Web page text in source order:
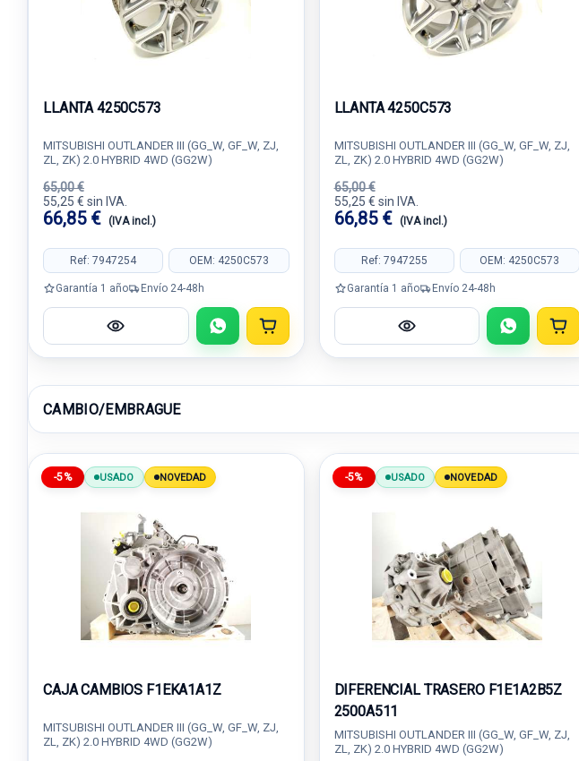
LLANTA 4250C573
MITSUBISHI OUTLANDER III (GG_W, GF_W, ZJ,
ZL, ZK) 2.0 HYBRID 4WD (GG2W)
65,00 €
55,25 € sin IVA.
66,85 € (IVA incl.)
Ref: 7947254 OEM: 4250C573
Garantía 1 año Envío 24-48h
LLANTA 4250C573
MITSUBISHI OUTLANDER III (GG_W, GF_W, ZJ,
ZL, ZK) 2.0 HYBRID 4WD (GG2W)
65,00 €
55,25 € sin IVA.
66,85 € (IVA incl.)
Ref: 7947255 OEM: 4250C573
Garantía 1 año Envío 24-48h
CAMBIO/EMBRAGUE
-5% USADO NOVEDAD
CAJA CAMBIOS F1EKA1A1Z
MITSUBISHI OUTLANDER III (GG_W, GF_W, ZJ,
ZL, ZK) 2.0 HYBRID 4WD (GG2W)
-5% USADO NOVEDAD
DIFERENCIAL TRASERO F1E1A2B5Z
2500A511
MITSUBISHI OUTLANDER III (GG_W, GF_W, ZJ,
ZL, ZK) 2.0 HYBRID 4WD (GG2W)